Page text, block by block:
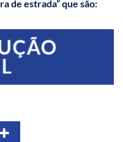
de estrada” que são: